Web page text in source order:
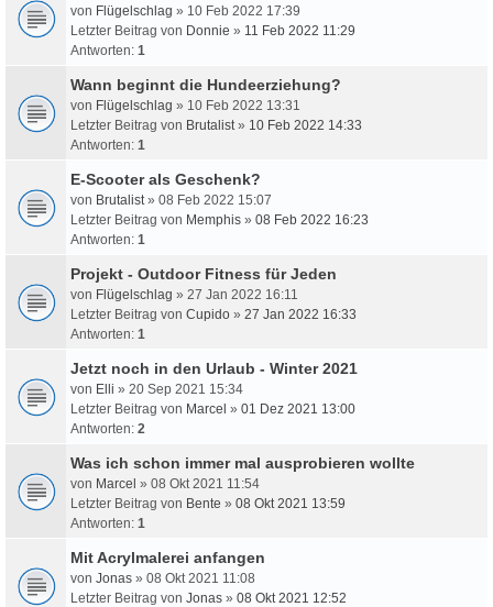
von Flügelschlag » 10 Feb 2022 17:39
Letzter Beitrag von Donnie » 11 Feb 2022 11:29
Antworten: 1
Wann beginnt die Hundeerziehung?
von Flügelschlag » 10 Feb 2022 13:31
Letzter Beitrag von Brutalist» 10 Feb 2022 14:33
Antworten: 1
E-Scooter als Geschenk?
von Brutalist» 08 Feb 2022 15:07
Letzter Beitrag von Memphis » 08 Feb 2022 16:23
Antworten: 1
Projekt - Outdoor Fitness für Jeden
von Flügelschlag » 27 Jan 2022 16:11
Letzter Beitrag von Cupido » 27 Jan 2022 16:33
Antworten: 1
Jetzt noch in den Urlaub - Winter 2021
von Elli » 20 Sep 2021 15:34
Letzter Beitrag von Marcel » 01 Dez 2021 13:00
Antworten: 2
Was ich schon immer mal ausprobieren wollte
von Marcel » 08 Okt 2021 11:54
Letzter Beitrag von Bente » 08 Okt 2021 13:59
Antworten: 1
Mit Acrylmalerei anfangen
von Jonas » 08 Okt 2021 11:08
Letzter Beitrag von Jonas » 08 Okt 2021 12:52